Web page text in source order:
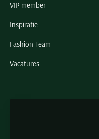
VIP member
Inspiratie
Fashion Team
Vacatures